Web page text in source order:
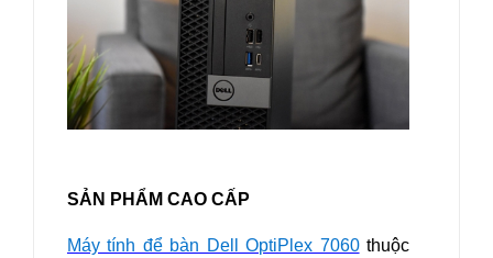
SẢN PHẨM CAO CẤP
Máy tính để bàn Dell OptiPlex 7060thuộc